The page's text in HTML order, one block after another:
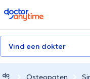
doctoranytime
Vind een dokter
Osteopaten